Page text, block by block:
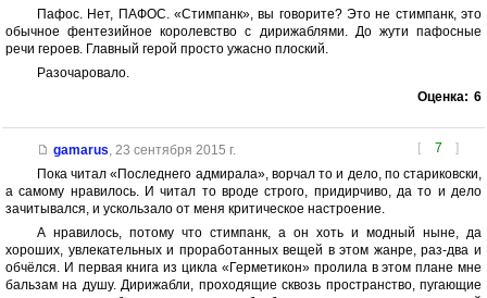
Пафос. Нет, ПАФОС. «Стимпанк», вы говорите? Это не стимпанк, это
обычное фентезийное королевство с дирижаблями. До жути пафосные
речи героев. Главный герой просто ужасно плоский.
Разочаровало.
Оценка: 6
[ 7 ]
gamarus, 23 сентября 2015 г.
Пока читал «Последнего адмирала», ворчал то и дело, по стариковски,
а самому нравилось. И читал то вроде строго, придирчиво, да то и дело
зачитывался, и ускользало от меня критическое настроение.
А нравилось, потому что стимпанк, а он хоть и модный ныне, да
хороших, увлекательных и проработанных вещей в этом жанре, раз-два и
обчёлся. И первая книга из цикла «Герметикон» пролила в этом плане мне
бальзам на душу. Дирижабли, проходящие сквозь пространство, пугающие